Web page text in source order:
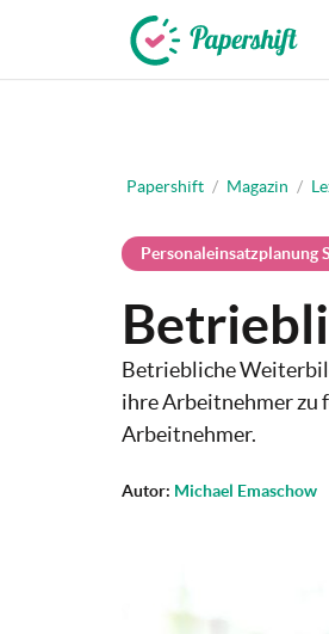
Papershift / Magazin /
Personaleinsatzplanung
Betriebliche
ihre Arbeitnehmer zu
Arbeitnehmer.
Autor: Michael Emaschow